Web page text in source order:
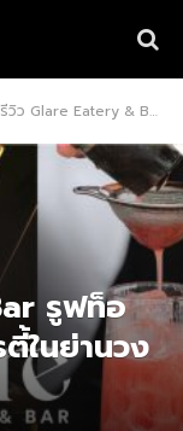
รีวิว Glare Eatery & Bar รูฟท็อปบาร์ฟิลดี เอาใจสายปารตี้ในย่านวงเวียนใหญ่
รูฟท็อ
ในย่านวง